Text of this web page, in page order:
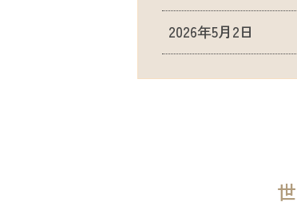
2026年5月2日